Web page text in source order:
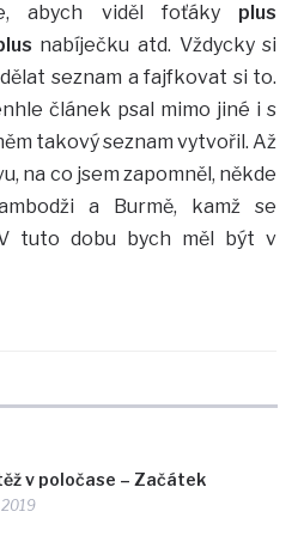
v poločase – Začátek
2019
abych viděl foťáky plus
nabíječku atd. Vždycky si
seznam a fajfkovat si to.
článek psal mimo jiné i s
takový seznam vytvořil. Až
na co jsem zapomněl, někde
a Burmě, kamž se
tuto dobu bych měl být v